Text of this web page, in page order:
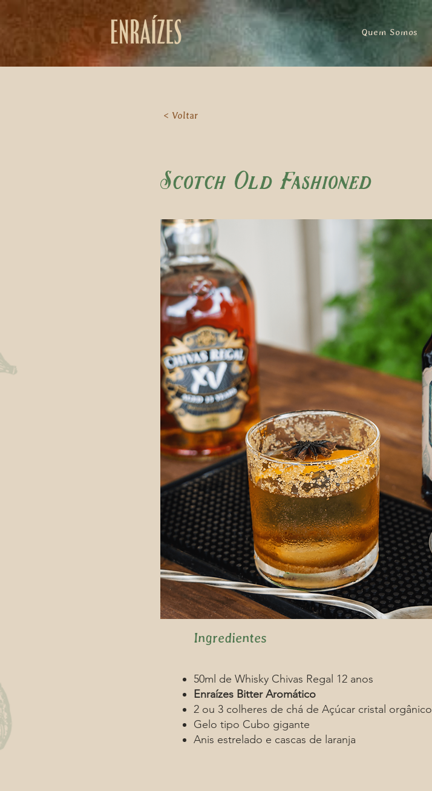
Quem Somos
Scotch Old Fashioned
Ingredientes
50ml de Whisky Chivas Regal 12 anos
Enraízes Bitter Aromático
2 ou 3 colheres de chá de Açúcar cristal orgânico
Gelo tipo Cubo gigante
Anis estrelado e cascas de laranja
< Voltar